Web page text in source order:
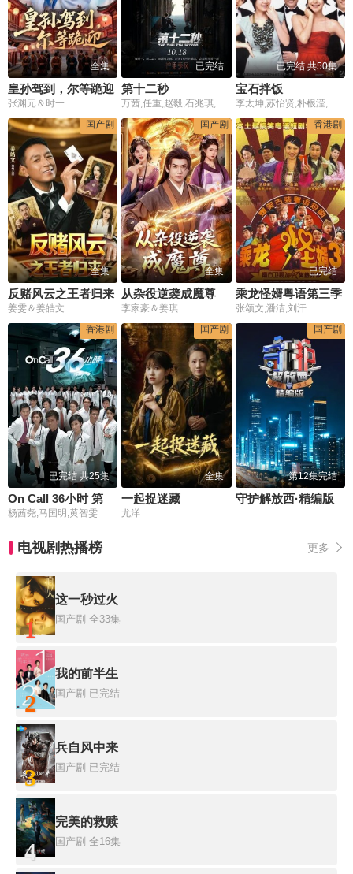
全集
皇孙驾到，尔等跪迎
张渊元＆时一
已完结
第十二秒
万茜,任重,赵毅,石兆琪,张秋歌,屈菁菁,巫迪文,郭冬冬,李卓阳,卫莱,窦若兮
已完结 共50集
宝石拌饭
李太坤,苏怡贤,朴根滢,高娜恩
国产剧
全集
反赌风云之王者归来
姜雯＆姜皓文
国产剧
全集
从杂役逆袭成魔尊
李家豪＆姜琪
香港剧
已完结
乘龙怪婿粤语第三季
张颂文,潘洁,刘汗
香港剧
已完结 共25集
杨茜尧,马国明,黄智雯
国产剧
全集
一起捉迷藏
尤洋
国产剧
第12集完结
守护解放西·精编版
电视剧热播榜 更多
1
这一秒过火
国产剧 全33集
2
我的前半生
国产剧 已完结
3
兵自风中来
国产剧 已完结
4
完美的救赎
国产剧 全16集